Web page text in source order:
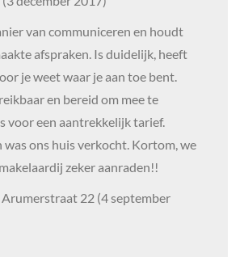
van communiceren en houdt
afspraken. Is duidelijk, heeft
je weet waar je aan toe bent.
en bereid om mee te
voor een aantrekkelijk tarief.
was ons huis verkocht. Kortom, we
zeker aanraden!!
22 (4 september